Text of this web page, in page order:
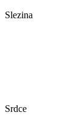
Slezina
Srdce